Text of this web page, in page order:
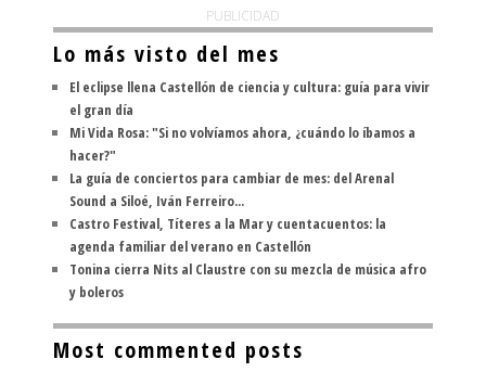
PUBLICIDAD
Lo más visto del mes
El eclipse llena Castellón de ciencia y cultura: guía para vivir
el gran día
Mi Vida Rosa: "Si no volvíamos ahora, ¿cuándo lo íbamos a
hacer?"
La guía de conciertos para cambiar de mes: del Arenal
Sound a Siloé, Iván Ferreiro...
Castro Festival, Títeres a la Mar y cuentacuentos: la
agenda familiar del verano en Castellón
Tonina cierra Nits al Claustre con su mezcla de música afro
y boleros
Most commented posts